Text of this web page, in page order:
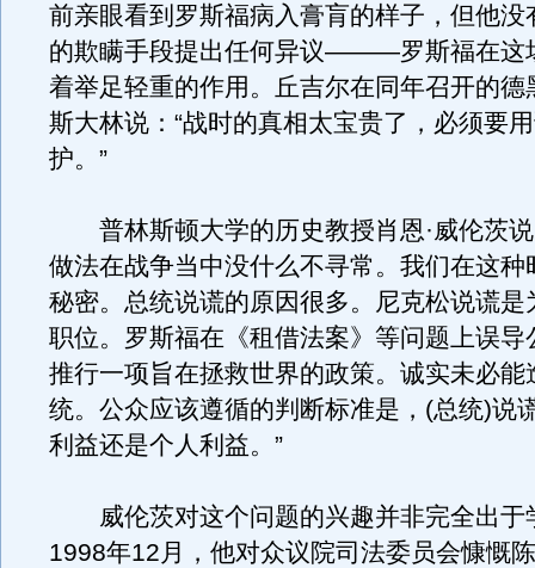
前亲眼看到罗斯福病入膏肓的样子，但他没
的欺瞒手段提出任何异议———罗斯福在这
着举足轻重的作用。丘吉尔在同年召开的德
斯大林说：“战时的真相太宝贵了，必须要
护。”
普林斯顿大学的历史教授肖恩·威伦茨说
做法在战争当中没什么不寻常。我们在这种
秘密。总统说谎的原因很多。尼克松说谎是
职位。罗斯福在《租借法案》等问题上误导
推行一项旨在拯救世界的政策。诚实未必能
统。公众应该遵循的判断标准是，(总统)说
利益还是个人利益。”
威伦茨对这个问题的兴趣并非完全出于
1998年12月，他对众议院司法委员会慷慨